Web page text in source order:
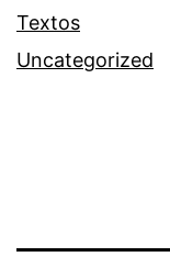
Textos
Uncategorized